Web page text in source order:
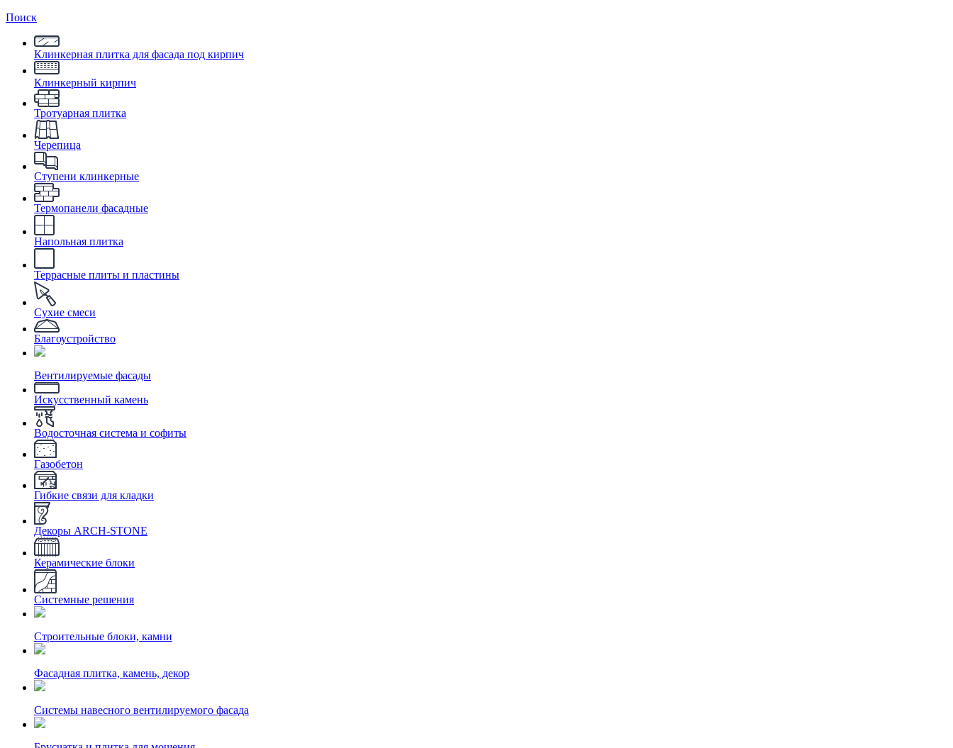
Поиск
Клинкерная плитка для фасада под кирпич
Клинкерный кирпич
Тротуарная плитка
Черепица
Ступени клинкерные
Термопанели фасадные
Напольная плитка
Террасные плиты и пластины
Сухие смеси
Благоустройство
Вентилируемые фасады
Искусственный камень
Водосточная система и софиты
Газобетон
Гибкие связи для кладки
Декоры ARCH-STONE
Керамические блоки
Системные решения
Строительные блоки, камни
Фасадная плитка, камень, декор
Системы навесного вентилируемого фасада